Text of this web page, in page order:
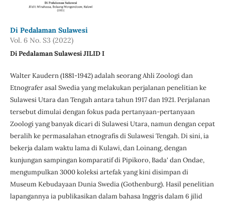
Di Pedalaman Sulawesi
Vol. 6 No. S3 (2022)
Di Pedalaman Sulawesi JILID I
Walter Kaudern (1881-1942) adalah seorang Ahli Zoologi dan
Etnografer asal Swedia yang melakukan perjalanan penelitian ke
Sulawesi Utara dan Tengah antara tahun 1917 dan 1921. Perjalanan
tersebut dimulai dengan fokus pada pertanyaan-pertanyaan
Zoologi yang banyak dicari di Sulawesi Utara, namun dengan cepat
beralih ke permasalahan etnografis di Sulawesi Tengah. Di sini, ia
bekerja dalam waktu lama di Kulawi, dan Loinang, dengan
kunjungan sampingan komparatif di Pipikoro, Bada' dan Ondae,
mengumpulkan 3000 koleksi artefak yang kini disimpan di
Museum Kebudayaan Dunia Swedia (Gothenburg). Hasil penelitian
lapangannya ia publikasikan dalam bahasa Inggris dalam 6 jilid